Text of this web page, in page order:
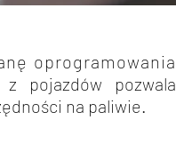
oprogramowania
pojazdów pozwala
na paliwie.